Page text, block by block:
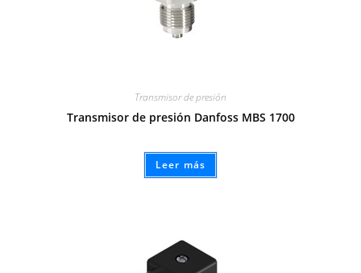
Transmisor de presión
Transmisor de presión Danfoss MBS 1700
Leer más